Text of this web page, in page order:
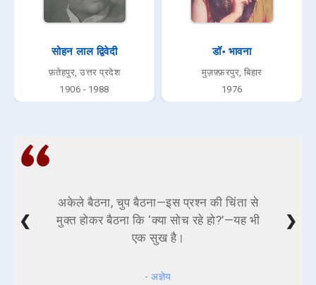
सोहन लाल द्विवेदी
फ़तेहपुर, उत्तर प्रदेश
1906 - 1988
डॉ॰ भावना
मुज़फ़्फ़रपुर, बिहार
1976
अकेले बैठना, चुप बैठना—इस प्रश्न की चिंता से
मुक्त होकर बैठना कि ‘क्या सोच रहे हो?’—यह भी
एक सुख है।
- अज्ञेय
❮ ❯